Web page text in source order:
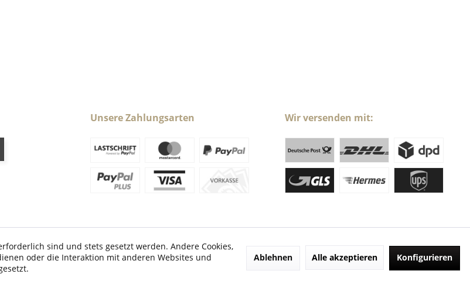
Unsere Zahlungsarten Wir versenden mit:
zzgl. Versandkostenund ggf. Nachnahmegebühren, wenn nicht anders beschrieben
- All Rights Reserved. Design by
sind und stets gesetzt werden. Andere Cookies,
oder die Interaktion mit anderen Websites und
Ablehnen Alle akzeptieren Konfigurieren